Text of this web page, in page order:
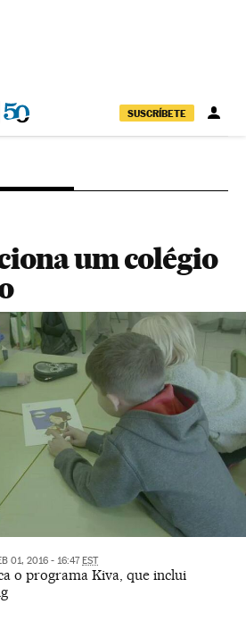
SUSCRÍBETE
um colégio
01, 2016 - 16:47 EST
o programa Kiva, que inclui